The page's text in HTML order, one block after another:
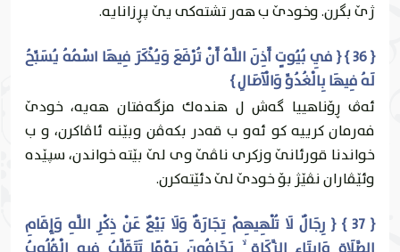
ژێ بگرن. وخودێ ب هه‌ر تشته‌كى يێ پڕزانايه‌.
{ 36 } { فِي بُيُوتٍ أَذِنَ اللَّهُ أَنْ تُرْفَعَ وَيُذْكَرَ فِيهَا اسْمُهُ يُسَبِّحُ
لَهُ فِيهَا بِالْغُدُوِّ وَالْآصَالِ }
ئه‌ڤ ڕۆناهییا گه‌ش ل هنده‌ك مزگه‌فتان هه‌يه‌، خودێ
فه‌رمان كرییه‌ كو ئه‌و ب قه‌در بكه‌ڤن وبێنه‌ ئاڤاكرن، و ب
خواندنا قورئانێ وزكرى ناڤێ وى لێ بێته‌ خواندن، سپێده‌
وئێڤاران نڤێژ بۆ خودێ لێ دئێته‌كرن.
{ 37 } { رِجَالٌ لَا تُلْهِيهِمْ تِجَارَةٌ وَلَا بَيْعٌ عَنْ ذِكْرِ اللَّهِ وَإِقَامِ